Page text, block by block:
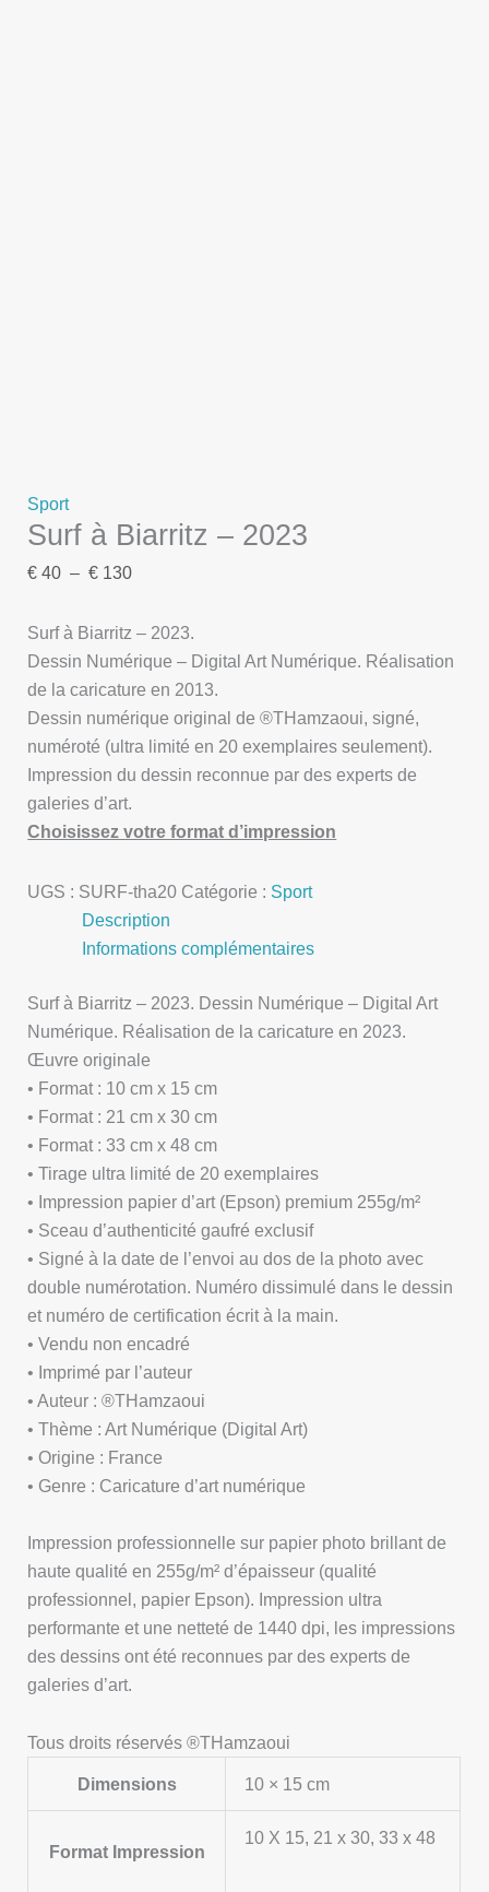
Sport
Surf à Biarritz – 2023
€ 40 – € 130
Surf à Biarritz – 2023.
Dessin Numérique – Digital Art Numérique. Réalisation
de la caricature en 2013.
Dessin numérique original de ®THamzaoui, signé,
numéroté (ultra limité en 20 exemplaires seulement).
Impression du dessin reconnue par des experts de
galeries d’art.
Choisissez votre format d’impression
UGS : SURF-tha20 Catégorie : Sport
Description
Informations complémentaires
Surf à Biarritz – 2023. Dessin Numérique – Digital Art
Numérique. Réalisation de la caricature en 2023.
Œuvre originale
• Format : 10 cm x 15 cm
• Format : 21 cm x 30 cm
• Format : 33 cm x 48 cm
• Tirage ultra limité de 20 exemplaires
• Impression papier d’art (Epson) premium 255g/m²
• Sceau d’authenticité gaufré exclusif
• Signé à la date de l’envoi au dos de la photo avec
double numérotation. Numéro dissimulé dans le dessin
et numéro de certification écrit à la main.
• Vendu non encadré
• Imprimé par l’auteur
• Auteur : ®THamzaoui
• Thème : Art Numérique (Digital Art)
• Origine : France
• Genre : Caricature d’art numérique
Impression professionnelle sur papier photo brillant de
haute qualité en 255g/m² d’épaisseur (qualité
professionnel, papier Epson). Impression ultra
performante et une netteté de 1440 dpi, les impressions
des dessins ont été reconnues par des experts de
galeries d’art.
Tous droits réservés ®THamzaoui
Dimensions 10 × 15 cm
Format Impression
10 X 15, 21 x 30, 33 x 48